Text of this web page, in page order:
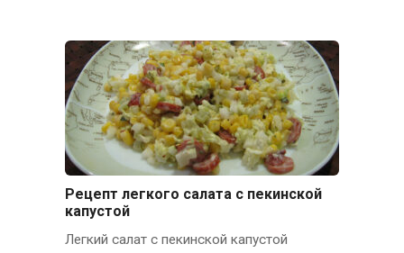
Рецепт легкого салата с пекинской
капустой
Легкий салат с пекинской капустой